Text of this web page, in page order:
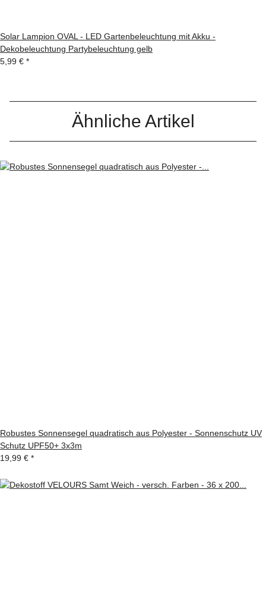
Solar Lampion OVAL - LED Gartenbeleuchtung mit Akku -
Dekobeleuchtung Partybeleuchtung gelb
5,99 € *
Ähnliche Artikel
Robustes Sonnensegel quadratisch aus Polyester - Sonnenschutz UV
Schutz UPF50+ 3x3m
19,99 € *